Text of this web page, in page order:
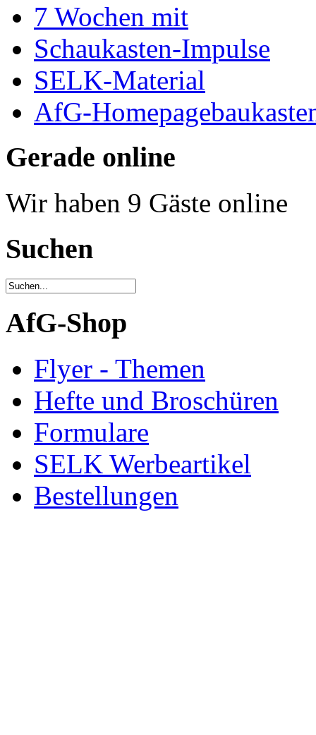
7 Wochen mit
Schaukasten-Impulse
SELK-Material
AfG-
Gerade online
Wir haben 9 Gäste online
Suchen
AfG-Shop
Flyer - Themen
Hefte und Broschüren
Formulare
SELK Werbeartikel
Bestellungen